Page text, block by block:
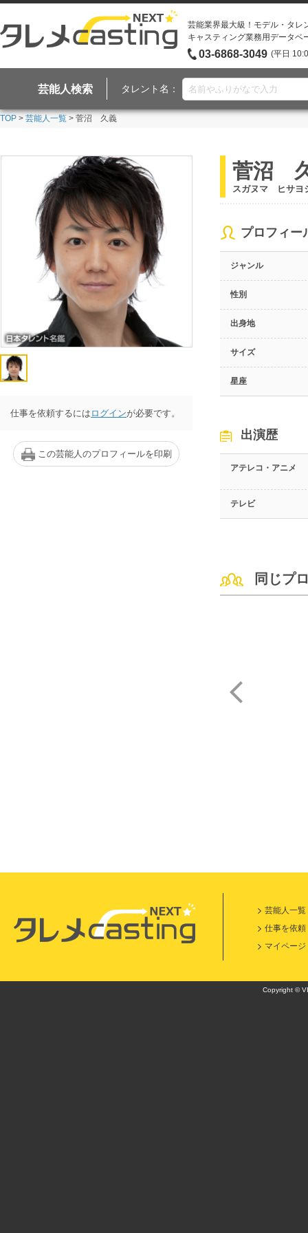
芸能業界最大級！モデル・タレ
キャスティング業務用データベ
03-6868-3049 (平日
芸能人検索 タレント名：
TOP > 芸能人一覧 > 菅沼 久義
仕事を依頼するには ログインが必要です。
この芸能人のプロフィールを印刷
菅沼
スガヌマ ヒサヨ
プロフィー
ジャンル
性別
出身地
サイズ
星座
出演歴
アテレコ・アニメ
テレビ
同じプ
芸能人一覧
仕事を依頼
マイページ
Copyright ©